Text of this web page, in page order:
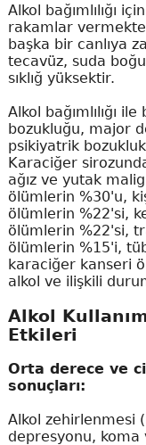
Alkol bağımlılığı
rakamlar
başka bir canlıya
tecavüz, suda
sıklığ yüksektir.
Alkol bağımlılığı
bozukluğu, major
psikiyatrik
Karaciğer
ağız ve yutak
ölümlerin %30'u,
ölümlerin %22'si,
ölümlerin %22'si,
ölümlerin %15'i,
karaciğer kanseri
alkol ve ilişkili
Alkol
Etkileri
Orta derece ve
sonuçları:
Alkol zehirlenmesi
depresyonu,